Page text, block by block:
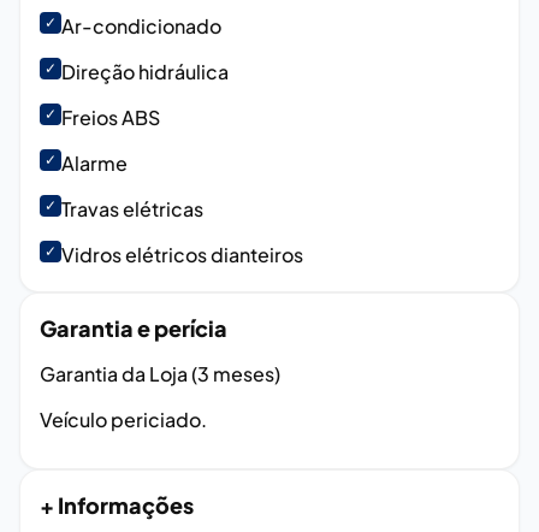
✓ Ar-condicionado
✓ Direção hidráulica
✓ Freios ABS
✓ Alarme
✓ Travas elétricas
✓ Vidros elétricos dianteiros
Garantia e perícia
Garantia da Loja (3 meses)
Veículo periciado.
+ Informações